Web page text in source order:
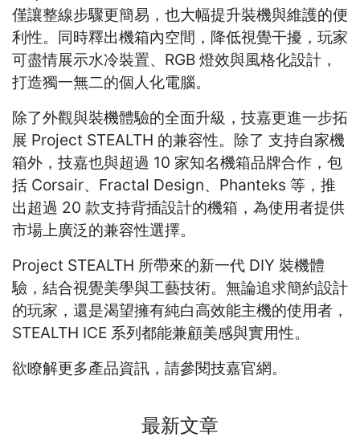
僅讓整線步驟更簡易，也大幅提升裝機與維護的便
利性。同時釋出機箱內空間，降低視覺干擾，玩家
可盡情展示水冷裝置、RGB 燈效與風格化設計，
打造獨一無二的個人化電腦。
除了外觀與裝機體驗的全面升級，技嘉更進一步拓
展 Project STEALTH 的兼容性。除了 支持自家機
箱外，技嘉也與超過 10 家知名機箱品牌合作，包
括 Corsair、Fractal Design、Phanteks 等，推
出超過 20 款支持背插設計的機箱，為使用者提供
市場上廣泛的兼容性選擇。
Project STEALTH 所帶來的新一代 DIY 裝機體
驗，結合視覺美學與工藝技術。無論追求簡約設計
的玩家，還是渴望擁有純白高效能主機的使用者，
STEALTH ICE 系列都能兼顧美感與實用性。
欲瞭解更多產品資訊，請參閱技嘉官網。
最新文章